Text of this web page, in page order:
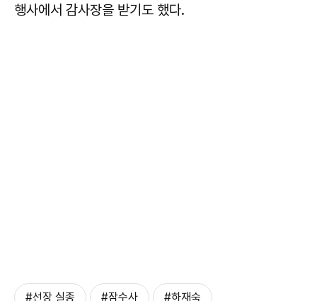
행사에서 감사장을 받기도 했다.
#선장 실종 #잠수사 #하재숙